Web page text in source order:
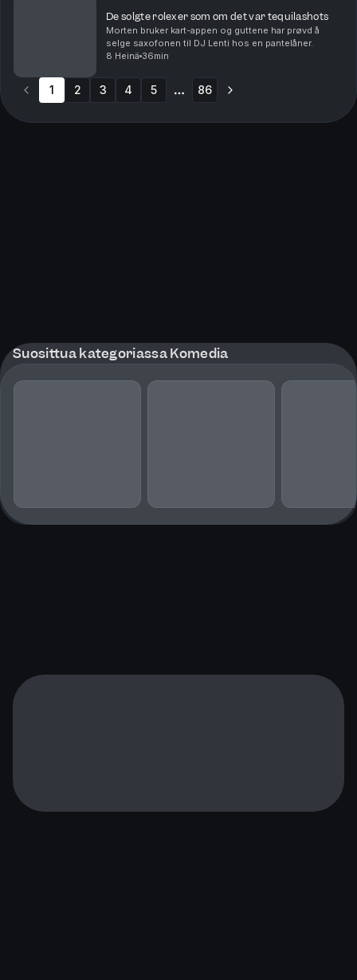
De solgte rolexer som om det var tequilashots
Morten bruker kart-appen og guttene har prøvd å
selge saxofonen til DJ Lenti hos en pantelåner.
8 Heinä 36min
1 2 3 4 5 86
Suosittua kategoriassa Komedia